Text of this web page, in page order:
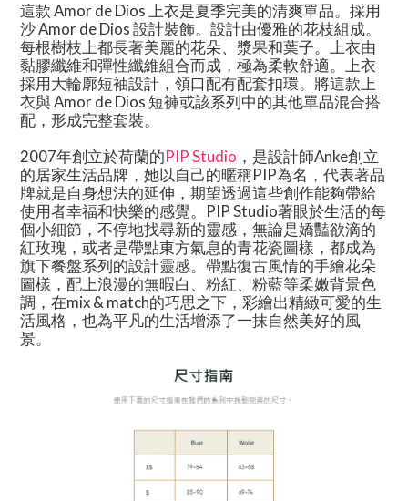
這款 Amor de Dios 上衣是夏季完美的清爽單品。採用
沙 Amor de Dios 設計裝飾。設計由優雅的花枝組成。
每根樹枝上都長著美麗的花朵、漿果和葉子。上衣由
黏膠纖維和彈性纖維組合而成，極為柔軟舒適。上衣
採用大輪廓短袖設計，領口配有配套扣環。將這款上
衣與 Amor de Dios 短褲或該系列中的其他單品混合搭
配，形成完整套裝。
2007年創立於荷蘭的PIP Studio ，是設計師Anke創立
的居家生活品牌，她以自己的暱稱PIP為名，代表著品
牌就是自身想法的延伸，期望透過這些創作能夠帶給
使用者幸福和快樂的感覺。PIP Studio著眼於生活的每
個小細節，不停地找尋新的靈感，無論是嬌豔欲滴的
紅玫瑰，或者是帶點東方氣息的青花瓷圖樣，都成為
旗下餐盤系列的設計靈感。帶點復古風情的手繪花朵
圖樣，配上浪漫的無暇白、粉紅、粉藍等柔嫩背景色
調，在mix & match的巧思之下，彩繪出精緻可愛的生
活風格，也為平凡的生活增添了一抹自然美好的風
景。